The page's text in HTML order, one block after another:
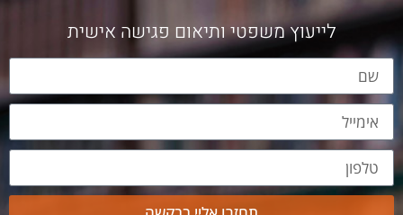
לייעוץ משפטי ותיאום פגישה אישית